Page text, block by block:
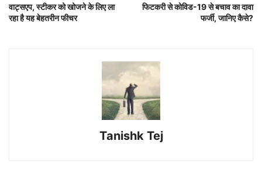
वाट्सएप, स्टीकर को खोजने के लिए ला
रहा है यह बेहतरीन फीचर
फिटकरी से कोविड-19 से बचाव का दावा
फर्जी, जानिए कैसे?
Tanishk Tej